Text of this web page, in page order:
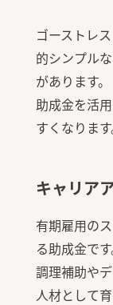
ゴーストレ
的シンプル
があります。
助成金を活
すくなります
キャリア
有期雇用の
る助成金です
調理補助や
人材として